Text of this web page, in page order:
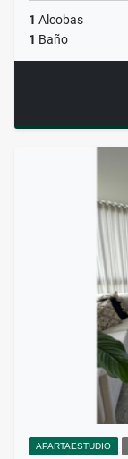
1 Alcobas
1 Baño
APARTAESTUDIO